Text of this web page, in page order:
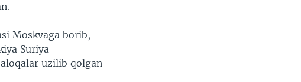
Moskvaga borib,
Suriya
uzilib qolgan